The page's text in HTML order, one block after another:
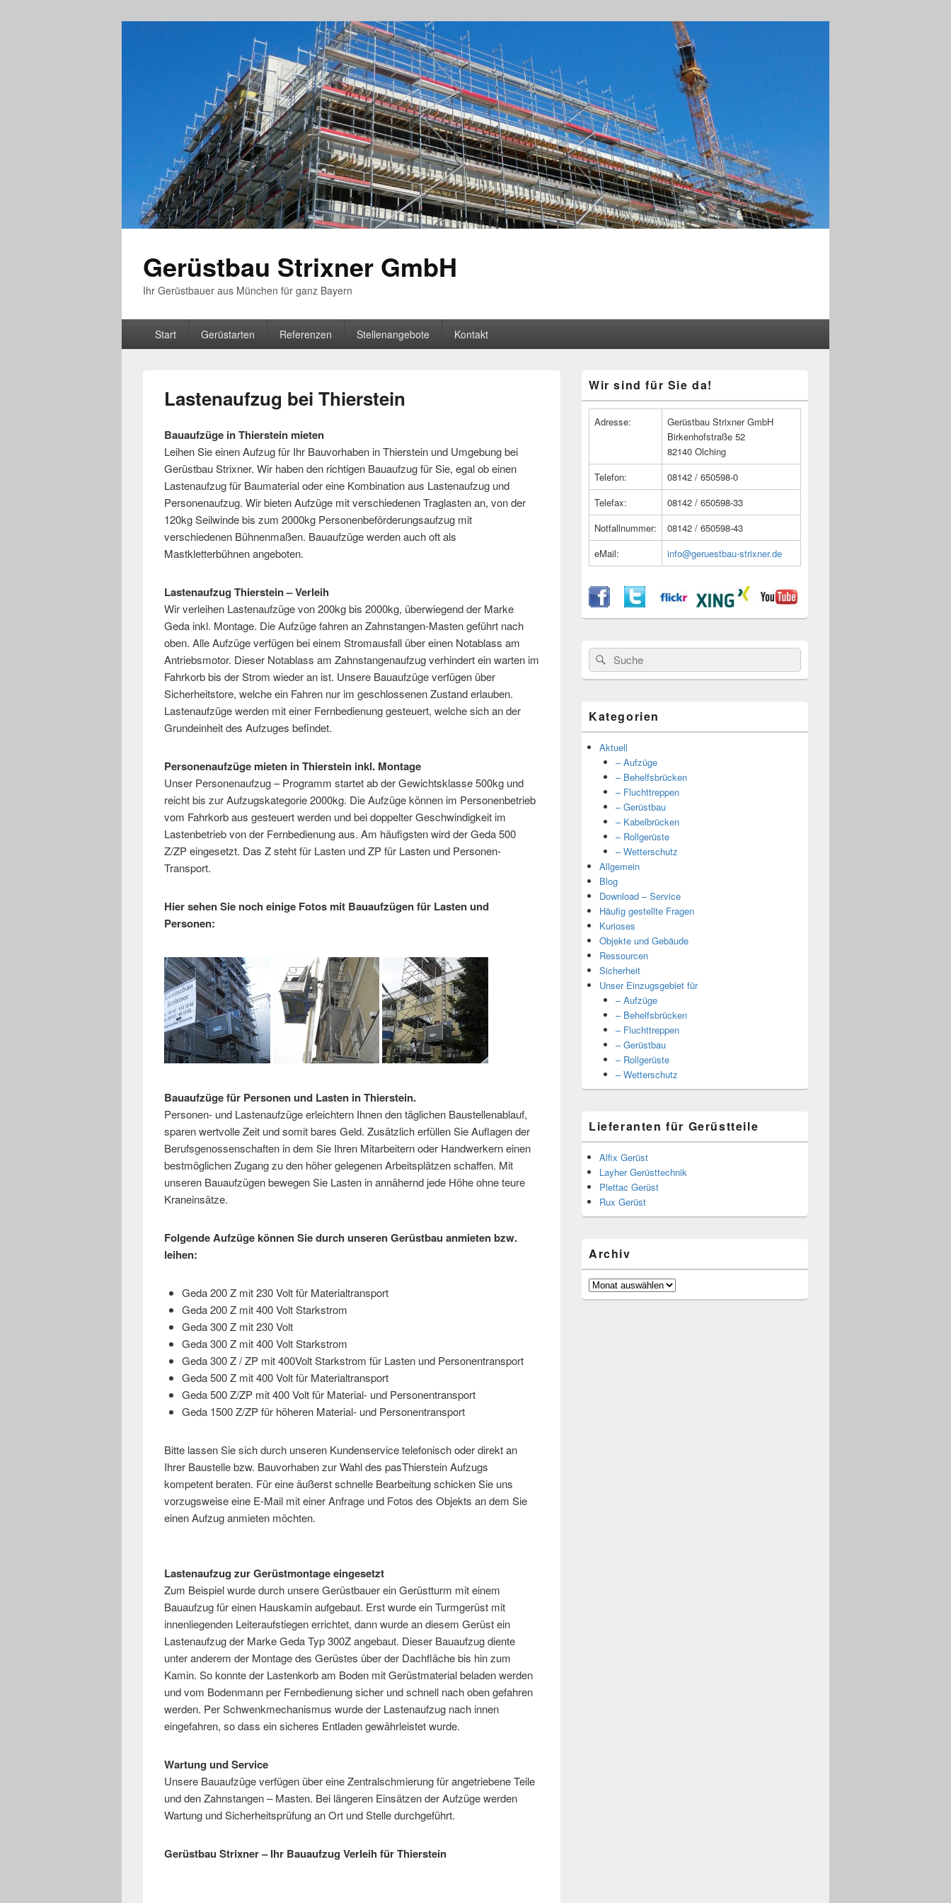
Gerüstbau Strixner GmbH
Ihr Gerüstbauer aus München für ganz Bayern
Start Gerüstarten Referenzen Stellenangebote Kontakt
Lastenaufzug bei Thierstein
Bauaufzüge in Thierstein mieten
Leihen Sie einen Aufzug für Ihr Bauvorhaben in Thierstein und Umgebung bei
Gerüstbau Strixner. Wir haben den richtigen Bauaufzug für Sie, egal ob einen
Lastenaufzug für Baumaterial oder eine Kombination aus Lastenaufzug und
Personenaufzug. Wir bieten Aufzüge mit verschiedenen Traglasten an, von der
120kg Seilwinde bis zum 2000kg Personenbeförderungsaufzug mit
verschiedenen Bühnenmaßen. Bauaufzüge werden auch oft als
Mastkletterbühnen angeboten.
Lastenaufzug Thierstein – Verleih
Wir verleihen Lastenaufzüge von 200kg bis 2000kg, überwiegend der Marke
Geda inkl. Montage. Die Aufzüge fahren an Zahnstangen-Masten geführt nach
oben. Alle Aufzüge verfügen bei einem Stromausfall über einen Notablass am
Antriebsmotor. Dieser Notablass am Zahnstangenaufzug verhindert ein warten im
Fahrkorb bis der Strom wieder an ist. Unsere Bauaufzüge verfügen über
Sicherheitstore, welche ein Fahren nur im geschlossenen Zustand erlauben.
Lastenaufzüge werden mit einer Fernbedienung gesteuert, welche sich an der
Grundeinheit des Aufzuges befindet.
Personenaufzüge mieten in Thierstein inkl. Montage
Unser Personenaufzug – Programm startet ab der Gewichtsklasse 500kg und
reicht bis zur Aufzugskategorie 2000kg. Die Aufzüge können im Personenbetrieb
vom Fahrkorb aus gesteuert werden und bei doppelter Geschwindigkeit im
Lastenbetrieb von der Fernbedienung aus. Am häufigsten wird der Geda 500
Z/ZP eingesetzt. Das Z steht für Lasten und ZP für Lasten und Personen-
Transport.
Hier sehen Sie noch einige Fotos mit Bauaufzügen für Lasten und
Personen:
Bauaufzüge für Personen und Lasten in Thierstein.
Personen- und Lastenaufzüge erleichtern Ihnen den täglichen Baustellenablauf,
sparen wertvolle Zeit und somit bares Geld. Zusätzlich erfüllen Sie Auflagen der
Berufsgenossenschaften in dem Sie Ihren Mitarbeitern oder Handwerkern einen
bestmöglichen Zugang zu den höher gelegenen Arbeitsplätzen schaffen. Mit
unseren Bauaufzügen bewegen Sie Lasten in annähernd jede Höhe ohne teure
Kraneinsätze.
Folgende Aufzüge können Sie durch unseren Gerüstbau anmieten bzw.
leihen:
Geda 200 Z mit 230 Volt für Materialtransport
Geda 200 Z mit 400 Volt Starkstrom
Geda 300 Z mit 230 Volt
Geda 300 Z mit 400 Volt Starkstrom
Geda 300 Z / ZP mit 400Volt Starkstrom für Lasten und Personentransport
Geda 500 Z mit 400 Volt für Materialtransport
Geda 500 Z/ZP mit 400 Volt für Material- und Personentransport
Geda 1500 Z/ZP für höheren Material- und Personentransport
Bitte lassen Sie sich durch unseren Kundenservice telefonisch oder direkt an
Ihrer Baustelle bzw. Bauvorhaben zur Wahl des pasThierstein Aufzugs
kompetent beraten. Für eine äußerst schnelle Bearbeitung schicken Sie uns
vorzugsweise eine E-Mail mit einer Anfrage und Fotos des Objekts an dem Sie
einen Aufzug anmieten möchten.
Lastenaufzug zur Gerüstmontage eingesetzt
Zum Beispiel wurde durch unsere Gerüstbauer ein Gerüstturm mit einem
Bauaufzug für einen Hauskamin aufgebaut. Erst wurde ein Turmgerüst mit
innenliegenden Leiteraufstiegen errichtet, dann wurde an diesem Gerüst ein
Lastenaufzug der Marke Geda Typ 300Z angebaut. Dieser Bauaufzug diente
unter anderem der Montage des Gerüstes über der Dachfläche bis hin zum
Kamin. So konnte der Lastenkorb am Boden mit Gerüstmaterial beladen werden
und vom Bodenmann per Fernbedienung sicher und schnell nach oben gefahren
werden. Per Schwenkmechanismus wurde der Lastenaufzug nach innen
eingefahren, so dass ein sicheres Entladen gewährleistet wurde.
Wartung und Service
Unsere Bauaufzüge verfügen über eine Zentralschmierung für angetriebene Teile
und den Zahnstangen – Masten. Bei längeren Einsätzen der Aufzüge werden
Wartung und Sicherheitsprüfung an Ort und Stelle durchgeführt.
Gerüstbau Strixner – Ihr Bauaufzug Verleih für Thierstein
Seitenleisten
Widget-
Wir sind für Sie da!
Adresse:
Gerüstbau Strixner GmbH
Birkenhofstraße 52
82140 Olching
Telefon:
08142 / 650598-0
Telefax:
08142 / 650598-33
Notfallnummer:
08142 / 650598-43
eMail:
info@geruestbau-strixner.de
Suche
nach:
Kategorien
Aktuell
– Aufzüge
– Behelfsbrücken
– Fluchttreppen
– Gerüstbau
– Kabelbrücken
– Rollgerüste
– Wetterschutz
Allgemein
Blog
Download – Service
Häufig gestellte Fragen
Kurioses
Objekte und Gebäude
Ressourcen
Sicherheit
Unser Einzugsgebiet für
– Aufzüge
– Behelfsbrücken
– Fluchttreppen
– Gerüstbau
– Rollgerüste
– Wetterschutz
Lieferanten für Gerüstteile
Alfix Gerüst
Layher Gerüsttechnik
Plettac Gerüst
Rux Gerüst
Archiv
Archiv